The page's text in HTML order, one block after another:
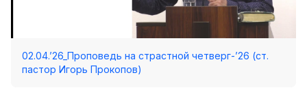
Трансляции
02.04.’26_Проповедь на страстной четверг-’26 (ст.
пастор Игорь Прокопов)